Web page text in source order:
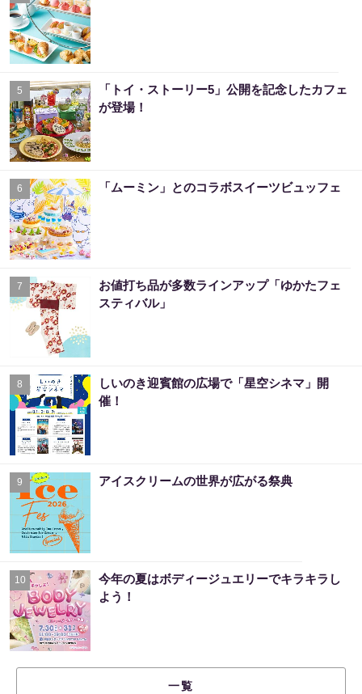
5
「トイ・ストーリー5」公開を記念したカフェ
が登場！
6 「ムーミン」とのコラボスイーツビュッフェ
7
お値打ち品が多数ラインアップ「ゆかたフェ
スティバル」
8
しいのき迎賓館の広場で「星空シネマ」開
催！
9 アイスクリームの世界が広がる祭典
10
今年の夏はボディージュエリーでキラキラし
よう！
一覧